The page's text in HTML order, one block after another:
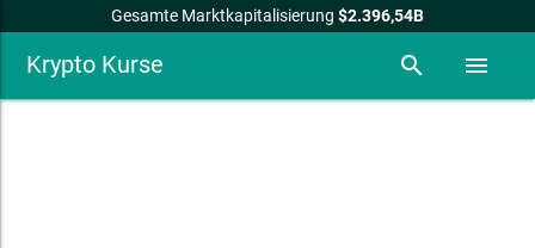
Gesamte Marktkapitalisierung $2.396,54B
Krypto Kurse search menu